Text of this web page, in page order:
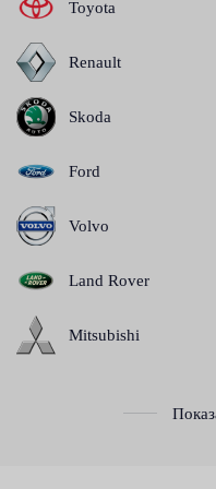
Toyota
Renault
Skoda
Ford
Volvo
Land Rover
Mitsubishi